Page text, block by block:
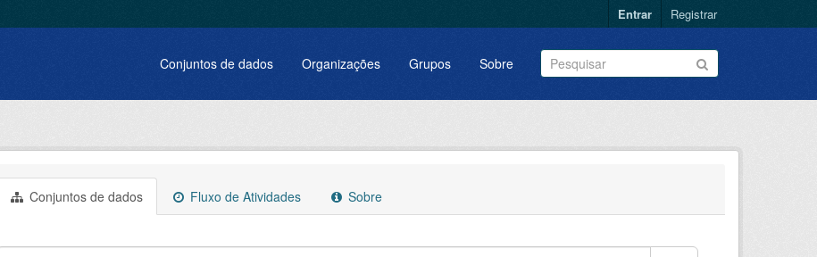
Entrar Registrar
Conjuntos de dados Organizações Grupos Sobre
Conjuntos de dados Fluxo de Atividades Sobre